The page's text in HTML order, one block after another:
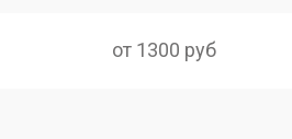
от 1300 руб